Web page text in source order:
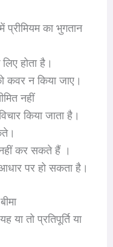
प्रीमियम का भुगतान
होता है।
कवर न किया जाए।
नहीं
किया जाता है।
कर सकते हैं ।
पर हो सकता है।
तो प्रतिपूर्ति या